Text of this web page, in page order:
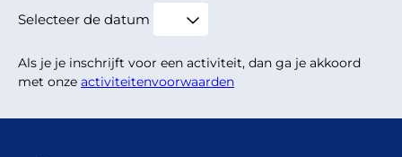
Selecteer de datum
Als je je inschrijft voor een activiteit, dan ga je akkoord
met onze activiteitenvoorwaarden